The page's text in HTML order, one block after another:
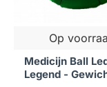
Op
Medicijn Ball
Legend -